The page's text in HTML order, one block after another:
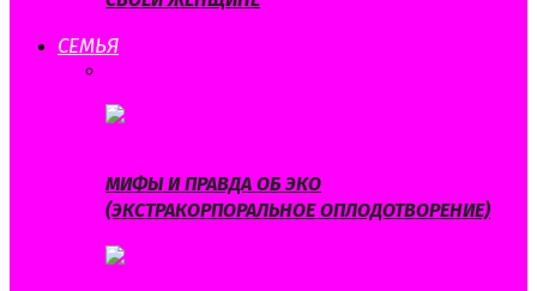
СЕМЬЯ
МИФЫ И ПРАВДА ОБ ЭКО
(ЭКСТРАКОРПОРАЛЬНОЕ ОПЛОДОТВОРЕНИЕ)